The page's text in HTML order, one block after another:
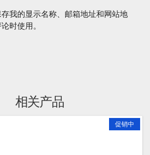
我的显示名称、邮箱地址和网站地
时使用。
相关产品
促销中